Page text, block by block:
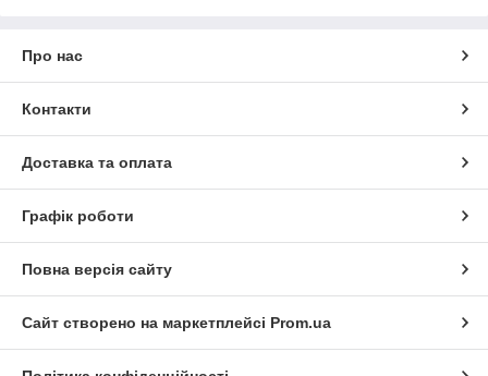
Про нас
Контакти
Доставка та оплата
Графік роботи
Повна версія сайту
Сайт створено на маркетплейсі Prom.ua